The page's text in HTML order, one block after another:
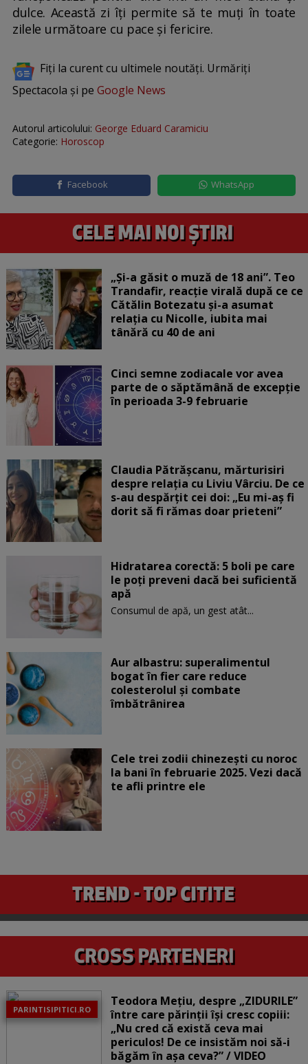
dulce. Această zi îți permite să te muți în toate
zilele următoare cu pace și fericire.
Fiți la curent cu ultimele noutăți. Urmăriți
Spectacola și pe Google News
Autorul articolului: George Eduard Caramiciu
Categorie: Horoscop
Facebook WhatsApp
„Și-a găsit o muză de 18 ani”. Teo
Trandafir, reacție virală după ce ce
Cătălin Botezatu și-a asumat
relația cu Nicolle, iubita mai
tânără cu 40 de ani
Cinci semne zodiacale vor avea
parte de o săptămână de excepție
în perioada 3-9 februarie
Claudia Pătrășcanu, mărturisiri
despre relația cu Liviu Vârciu. De ce
s-au despărțit cei doi: „Eu mi-aș fi
dorit să fi rămas doar prieteni”
Hidratarea corectă: 5 boli pe care
le poți preveni dacă bei suficientă
apă
Consumul de apă, un gest atât...
Aur albastru: superalimentul
bogat în fier care reduce
colesterolul și combate
îmbătrânirea
Cele trei zodii chinezești cu noroc
la bani în februarie 2025. Vezi dacă
te afli printre ele
PARINTISIPITICI.RO
Teodora Mețiu, despre „ZIDURILE”
între care părinții își cresc copiii:
„Nu cred că există ceva mai
periculos! De ce insistăm noi să-i
băgăm în așa ceva?” / VIDEO